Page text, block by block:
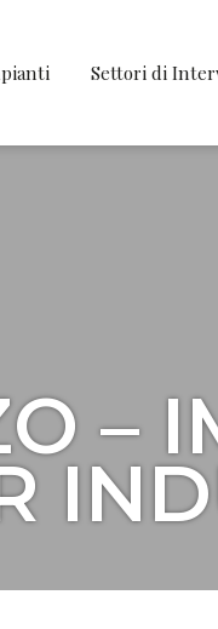
Settori di
–